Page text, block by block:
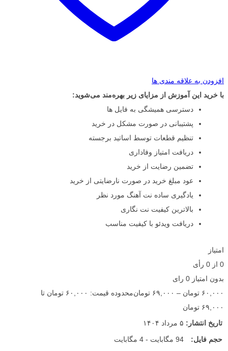
افزودن به علاقه مندی ها
با خرید این آموزش از مزایای زیر بهره‌مند می‌شوید:
دسترسی همیشگی به فایل ها
پشتیبانی در صورت مشکل در خرید
تنظیم قطعات توسط اساتید برجسته
دریافت امتیاز وفاداری
تضمین رضایت از خرید
عود مبلغ خرید در صورت نارضایتی از خرید
یادگیری ساده نت آهنگ مورد نظر
بالاترین کیفیت نت نگاری
دریافت ویدئو با کیفیت مناسب
امتیاز
0 از 0 رأی
بدون امتیاز 0 رای
۶۰,۰۰۰ تومان – ۶۹,۰۰۰ تومان
محدوده قیمت: ۶۰,۰۰۰ تومان تا
۶۹,۰۰۰ تومان
تاریخ انتشار: ۵ مرداد ۱۴۰۴
حجم فایل:
94 مگابایت - 4 مگابایت